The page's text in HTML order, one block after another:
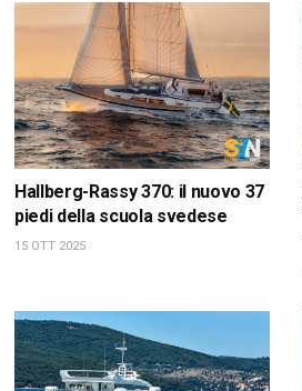
Hallberg-Rassy 370: il nuovo 37
piedi della scuola svedese
15 OTT 2025